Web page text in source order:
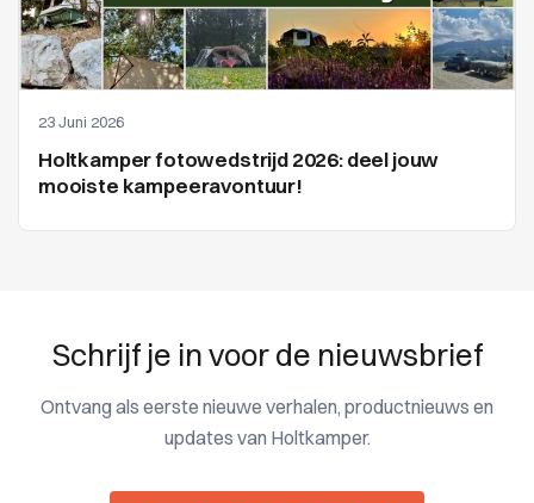
23 Juni 2026
Holtkamper fotowedstrijd 2026: deel jouw
mooiste kampeeravontuur!
Schrijf je in voor de nieuwsbrief
Ontvang als eerste nieuwe verhalen, productnieuws en
updates van Holtkamper.